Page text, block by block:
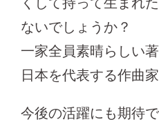
ないでしょうか？
一家全員素晴らしい
日本を代表する作曲
今後の活躍にも期待で